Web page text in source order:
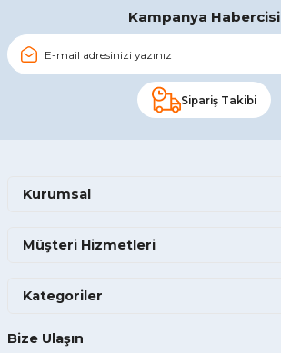
Gönder
Kampanya Habercisi
Sipariş Takibi
Bize Ulaşın
Kurumsal
Müşteri Hizmetleri
Kategoriler